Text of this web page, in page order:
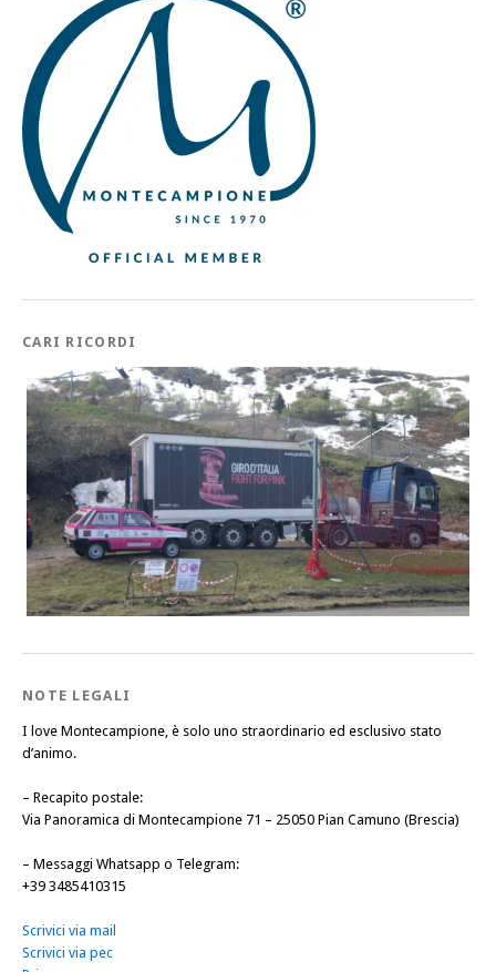
CARI RICORDI
NOTE LEGALI
I love Montecampione, è solo uno straordinario ed esclusivo stato
d’animo.
– Recapito postale:
Via Panoramica di Montecampione 71 – 25050 Pian Camuno (Brescia)
– Messaggi Whatsapp o Telegram:
+39 3485410315
Scrivici via mail
Scrivici via pec